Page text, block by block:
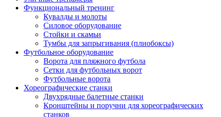
Функциональный тренинг
Кувалды и молоты
Силовое оборудование
Стойки и скамьи
Тумбы для запрыгивания (плиобоксы)
Футбольное оборудование
Ворота для пляжного футбола
Сетки для футбольных ворот
Футбольные ворота
Хореографические станки
Двухрядные балетные станки
Кронштейны и поручни для хореографических
станков